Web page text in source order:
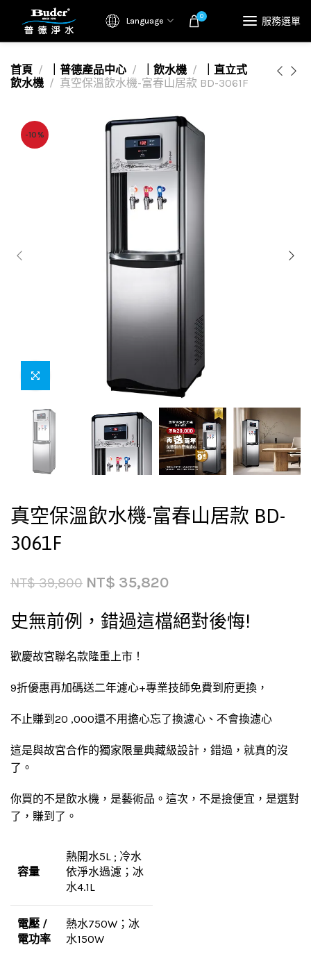
Language 0 服務選單
首頁 ｜普德產品中心 ｜飲水機
｜直立式
飲水機
真空保溫飲水機-富春山居款 BD-3061F
-10%
真空保溫飲水機-富春山居款 BD-
3061F
NT$39,800 NT$ 35,820
史無前例，錯過這檔絕對後悔!
歡慶故宮聯名款隆重上市！
9折優惠再加碼送二年濾心+專業技師免費到府更換，
不止賺到20 ,000還不用擔心忘了換濾心、不會換濾心
這是與故宮合作的獨家限量典藏級設計，錯過，就真的沒
了。
你買的不是飲水機，是藝術品。這次，不是撿便宜，是選對
了，賺到了。
容量
熱開水5L ; 冷水
依淨水過濾；冰
水4.1L
電壓 /
電功率
熱水750W；冰
水150W